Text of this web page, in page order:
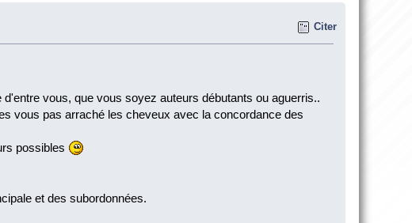
Citer
vous, que vous soyez auteurs débutants ou aguerris..
vous pas arraché les cheveux avec la concordance des
possibles
et des subordonnées.